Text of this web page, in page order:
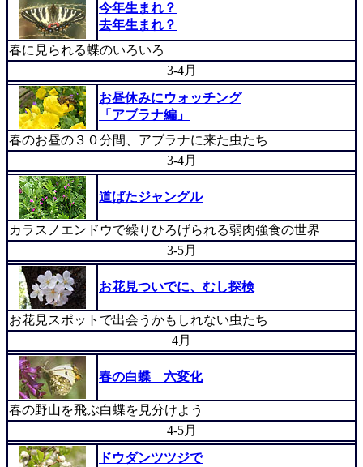
今年生まれ？
去年生まれ？
春に見られる蝶のいろいろ
3-4月
お昼休みにウォッチング
「アブラナ編」
春のお昼の３０分間、アブラナに来た虫たち
3-4月
道ばたジャングル
カラスノエンドウで繰りひろげられる弱肉強食の世界
3-5月
お花見ついでに、むし探検
お花見スポットで出会うかもしれない虫たち
4月
春の白蝶 六変化
春の野山を飛ぶ白蝶を見分けよう
4-5月
ドウダンツツジで